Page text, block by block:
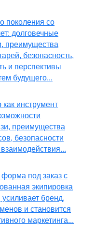
поколения со
долговечные
преимущества
безопасность,
и перспективы
будущего...
инструмент
преимущества
безопасности
под заказ с
экипировка
бренд,
и становится
маркетинга...